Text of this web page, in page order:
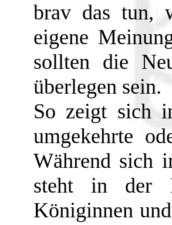
brav das tun,
eigene
sollten die
überlegen sein.
So zeigt sich
umgekehrte
Während sich
steht in der
Königinnen